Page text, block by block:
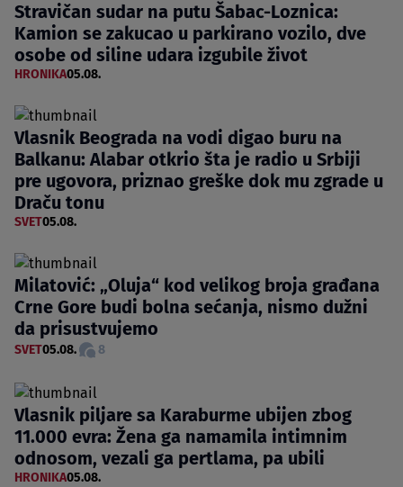
Stravičan sudar na putu Šabac-Loznica:
Kamion se zakucao u parkirano vozilo, dve
osobe od siline udara izgubile život
HRONIKA05.08.
Vlasnik Beograda na vodi digao buru na
Balkanu: Alabar otkrio šta je radio u Srbiji
pre ugovora, priznao greške dok mu zgrade u
Draču tonu
SVET05.08.
Milatović: „Oluja“ kod velikog broja građana
Crne Gore budi bolna sećanja, nismo dužni
da prisustvujemo
SVET05.08. 8
Vlasnik piljare sa Karaburme ubijen zbog
11.000 evra: Žena ga namamila intimnim
odnosom, vezali ga pertlama, pa ubili
HRONIKA05.08.